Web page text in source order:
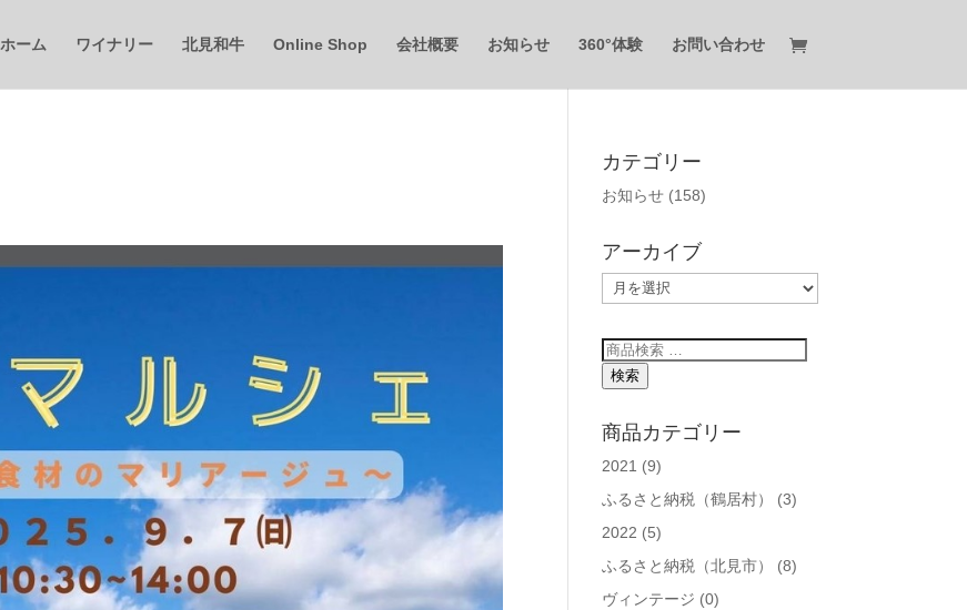
ホーム ワイナリー 北見和牛 Online Shop 会社概要 お知らせ 360°体験 お問い合わせ
カテゴリー
お知らせ (158)
アーカイブ
ア
ー
カ
イ
ブ
検
索
象:
検索
商品カテゴリー
2021 (9)
ふるさと納税（鶴居村）
(3)
2022 (5)
ふるさと納税（北見市）
(8)
ヴィンテージ (0)